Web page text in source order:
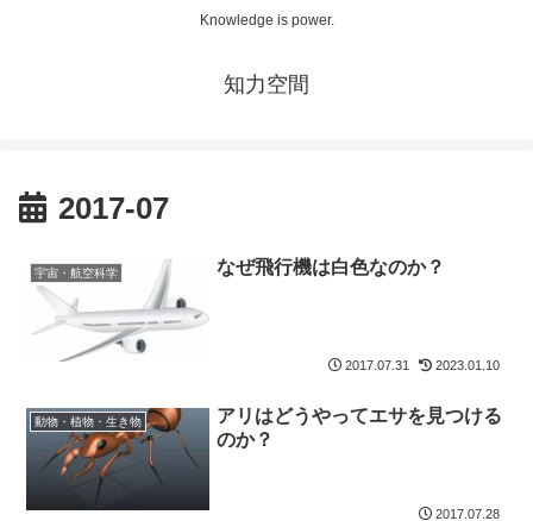
Knowledge is power.
知力空間
2017-07
宇宙・航空科学 なぜ飛行機は白色なのか？
2017.07.31 2023.01.10
動物・植物・生き物
アリはどうやってエサを見つける
のか？
2017.07.28